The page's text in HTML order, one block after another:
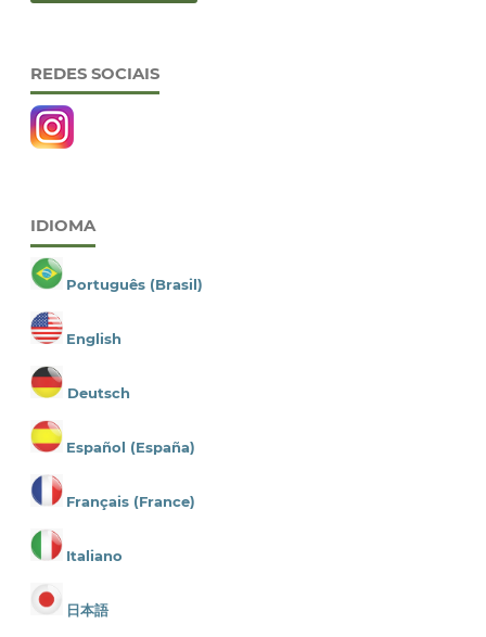
REDES SOCIAIS
IDIOMA
Português (Brasil)
English
Deutsch
Español (España)
Français (France)
Italiano
日本語